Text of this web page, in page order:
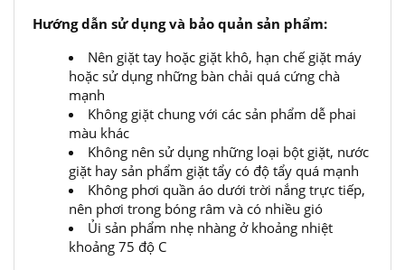
Hướng dẫn sử dụng và bảo quản sản phẩm:
Nên giặt tay hoặc giặt khô, hạn chế giặt máy
hoặc sử dụng những bàn chải quá cứng chà
mạnh
Không giặt chung với các sản phẩm dễ phai
màu khác
Không nên sử dụng những loại bột giặt, nước
giặt hay sản phẩm giặt tẩy có độ tẩy quá mạnh
Không phơi quần áo dưới trời nắng trực tiếp,
nên phơi trong bóng râm và có nhiều gió
Ủi sản phẩm nhẹ nhàng ở khoảng nhiệt
khoảng 75 độ C